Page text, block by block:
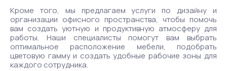
Кроме того, мы предлагаем услуги по дизайну и
организации офисного пространства, чтобы помочь
вам создать уютную и продуктивную атмосферу для
работы. Наши специалисты помогут вам выбрать
оптимальное расположение мебели, подобрать
цветовую гамму и создать удобные рабочие зоны для
каждого сотрудника.